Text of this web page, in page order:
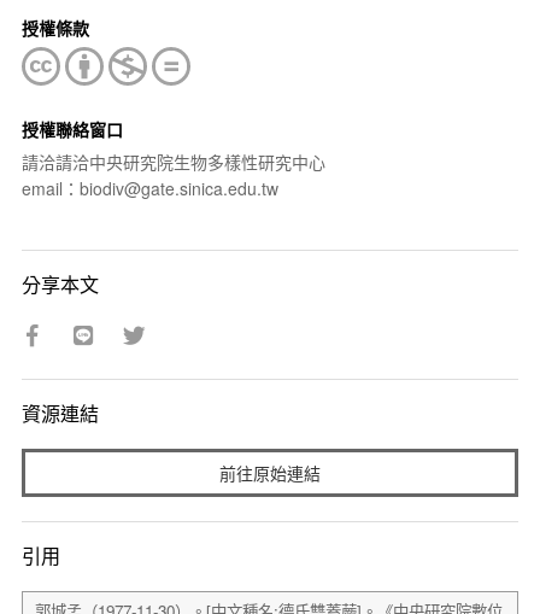
授權條款
授權聯絡窗口
請洽請洽中央研究院生物多樣性研究中心
email：biodiv@gate.sinica.edu.tw
分享本文
資源連結
前往原始連結
引用